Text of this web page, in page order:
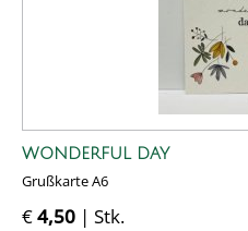
WONDERFUL DAY
Grußkarte A6
€4,50 | Stk.